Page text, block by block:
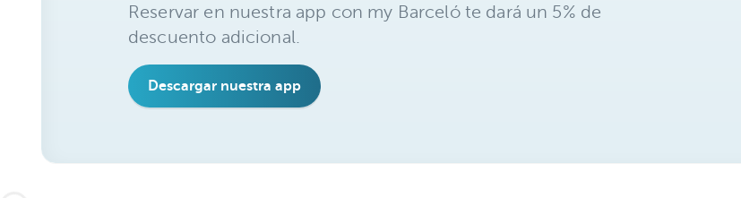
Reservar en nuestra app con my Barceló te dará un 5% de
descuento adicional.
Descargar nuestra app